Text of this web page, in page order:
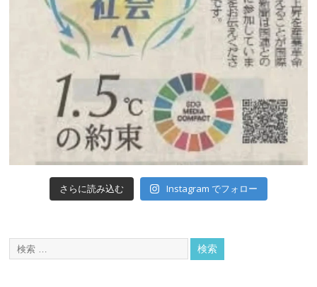
さらに読み込む Instagram でフォロー